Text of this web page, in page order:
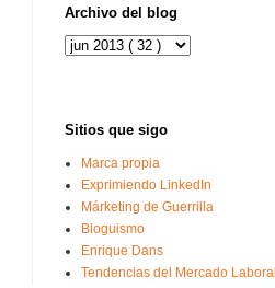
Archivo del blog
Sitios que sigo
Marca propia
Exprimiendo LinkedIn
Márketing de Guerrilla
Bloguismo
Enrique Dans
Tendencias del Mercado Laboral